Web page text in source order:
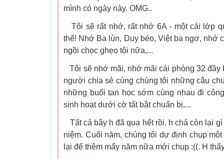
mình có ngày này. OMG..
Tôi sẽ rất nhớ, rất nhớ 6A - một cái lớp
thế! Nhớ Ba lùn, Duy béo, Việt ba ngơ, nhớ
ngồi chọc ghẹo tôi nữa,...
Tôi sẽ nhớ mãi, nhớ mãi cái phòng 32 đầy
người chia sẻ cùng chúng tôi những câu
những buổi tan học sớm cùng nhau đi
sinh hoạt dưới cờ tất bật chuẩn bị,...
Tất cả bây h đã qua hết rồi. h chả còn lại
niệm. Cuối năm, chúng tôi dự định chụp
lại để thêm mấy năm nữa mới chụp :((. H